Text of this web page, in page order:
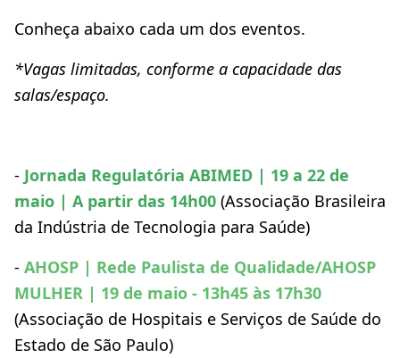
Conheça abaixo cada um dos eventos.
*Vagas limitadas, conforme a capacidade das
salas/espaço.
- Jornada Regulatória ABIMED | 19 a 22 de
maio | A partir das 14h00 (Associação Brasileira
da Indústria de Tecnologia para Saúde)
- AHOSP | Rede Paulista de Qualidade/AHOSP
MULHER | 19 de maio - 13h45 às 17h30
(Associação de Hospitais e Serviços de Saúde do
Estado de São Paulo)